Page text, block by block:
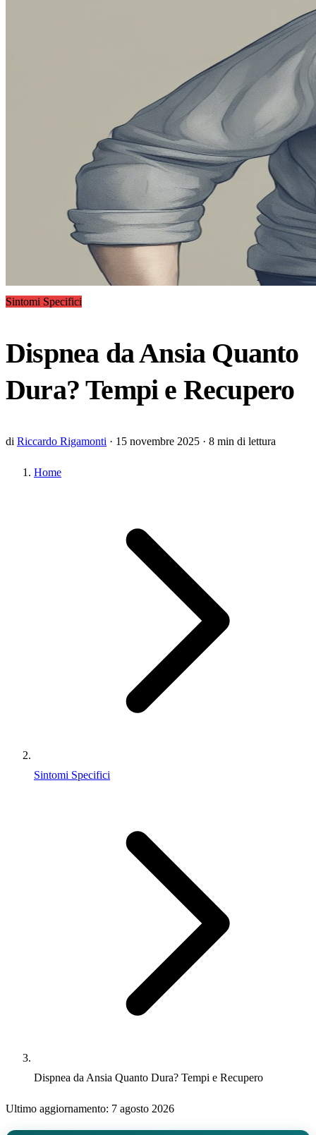
Sintomi Specifici
Dispnea da Ansia Quanto
Dura? Tempi e Recupero
di Riccardo Rigamonti · 15 novembre 2025 · 8 min di lettura
Home
Sintomi Specifici
Dispnea da Ansia Quanto Dura? Tempi e Recupero
Ultimo aggiornamento: 7 agosto 2026